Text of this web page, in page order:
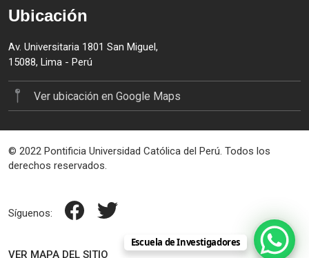
Ubicación
Av. Universitaria 1801 San Miguel,
15088, Lima - Perú
Ver ubicación en Google Maps
© 2022 Pontificia Universidad Católica del Perú. Todos los
derechos reservados.
Síguenos:
VER MAPA DEL SITIO
Escuela de Investigadores